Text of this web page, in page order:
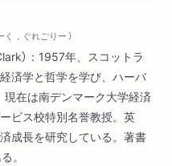
の形成
ド、日本ではなく、英国で
く，ぐれごりー ）
）：1957年、スコットラ
済学と哲学を学び、ハーバ
現在は南デンマーク大学経済
ビス校特別名誉教授。英
成長を研究している。著書
。